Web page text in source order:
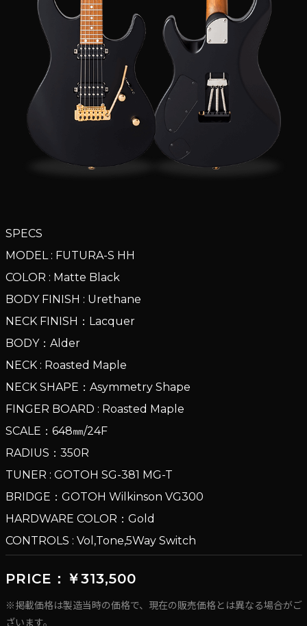
SPECS
MODEL : FUTURA-S HH
COLOR : Matte Black
BODY FINISH : Urethane
NECK FINISH：Lacquer
BODY：Alder
NECK : Roasted Maple
NECK SHAPE：Asymmetry Shape
FINGER BOARD : Roasted Maple
SCALE：648㎜/24F
RADIUS：350R
TUNER : GOTOH SG-381 MG-T
BRIDGE：GOTOH Wilkinson VG300
HARDWARE COLOR：Gold
CONTROLS : Vol,Tone,5Way Switch
PRICE：￥313,500
※掲載価格は製造当時の価格で、現在の販売価格とは異なる場合がご
ざいます。